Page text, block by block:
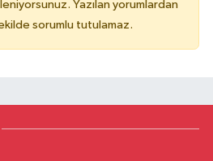
Yazılan yorumlardan
sorumlu tutulamaz.